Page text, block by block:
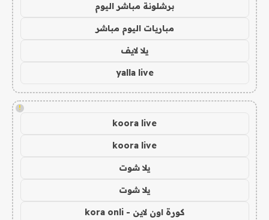
برشلونة مباشر اليوم
مباريات اليوم مباشر
يلا لايف
yalla live
!
koora live
koora live
يلا شوت
يلا شوت
كورة اون لاين - kora onli